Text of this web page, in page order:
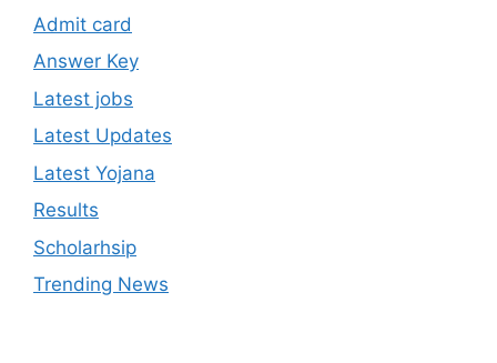
Admit card
Answer Key
Latest jobs
Latest Updates
Latest Yojana
Results
Scholarhsip
Trending News